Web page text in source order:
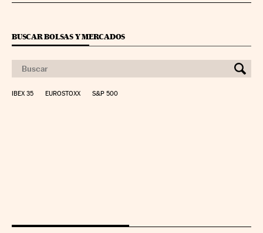
BUSCAR BOLSAS Y MERCADOS
IBEX 35 EUROSTOXX S&P 500